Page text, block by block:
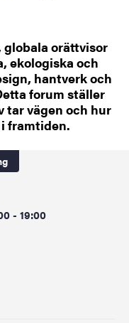
globala orättvisor
ekologiska och
hantverk och
forum ställer
tar vägen och hur
framtiden.
- 19:00